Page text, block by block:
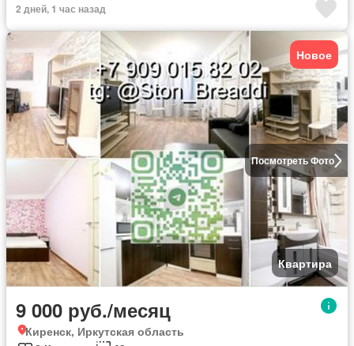
2 дней, 1 час назад
Посмотреть Фото
Новое
Квартира
9 000 руб./месяц
Киренск, Иркутская область